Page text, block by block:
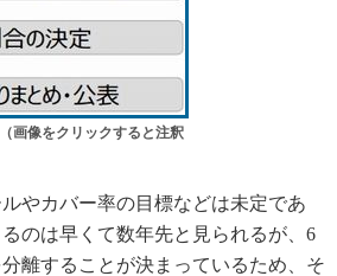
画像をクリックすると注釈
やカバー率の目標などは未定であ
のは早くて数年先と見られるが、6
離することが決まっているため、そ